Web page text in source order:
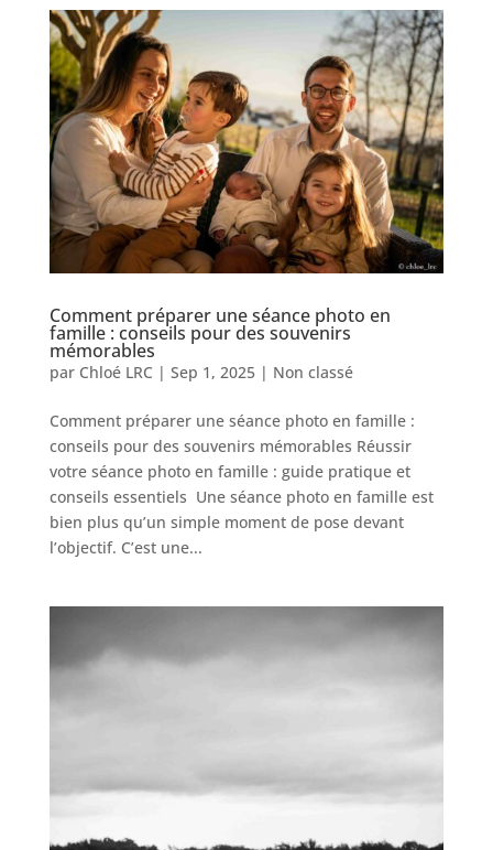
Comment préparer une séance photo en
famille : conseils pour des souvenirs
mémorables
par Chloé LRC | Sep 1, 2025| Non classé
Comment préparer une séance photo en famille :
conseils pour des souvenirs mémorables Réussir
votre séance photo en famille : guide pratique et
conseils essentiels Une séance photo en famille est
bien plus qu’un simple moment de pose devant
l’objectif. C’est une...